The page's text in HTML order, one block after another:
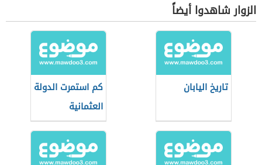
الزوار شاهدوا أيضاً
تاريخ اليابان
كم استمرت الدولة
العثمانية